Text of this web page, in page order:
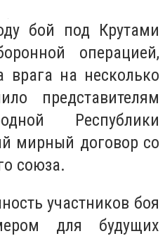
бой под Крутами
операцией,
врага на несколько
представителям
Республики
мирный договор со
союза.
участников боя
для будущих